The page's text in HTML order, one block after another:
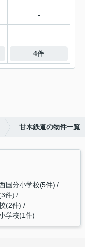
-
-
4件
甘木鉄道の物件一覧
国分小学校(5件)
件)
(2件)
学校(1件)